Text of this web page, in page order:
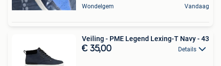
Wondelgem Vandaag
Veiling - PME Legend Lexing-T Navy - 43
€ 35,00 Details